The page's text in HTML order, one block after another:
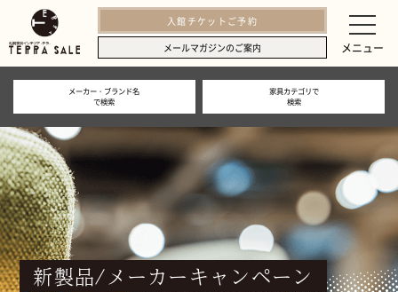
入館チケットご予約
メールマガジンのご案内
メーカー・ブランド名
で検索
家具カテゴリで
検索
新製品/メーカーキャンペーン
メニュー